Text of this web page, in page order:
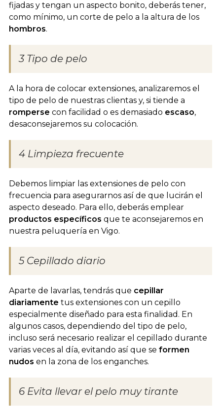
fijadas y tengan un aspecto bonito, deberás tener,
como mínimo, un corte de pelo a la altura de los
hombros.
3 Tipo de pelo
A la hora de colocar extensiones, analizaremos el
tipo de pelo de nuestras clientas y, si tiende a
romperse con facilidad o es demasiado escaso,
desaconsejaremos su colocación.
4 Limpieza frecuente
Debemos limpiar las extensiones de pelo con
frecuencia para asegurarnos así de que lucirán el
aspecto deseado. Para ello, deberás emplear
productos específicos que te aconsejaremos en
nuestra peluquería en Vigo.
5 Cepillado diario
Aparte de lavarlas, tendrás que cepillar
diariamente tus extensiones con un cepillo
especialmente diseñado para esta finalidad. En
algunos casos, dependiendo del tipo de pelo,
incluso será necesario realizar el cepillado durante
varias veces al día, evitando así que se formen
nudos en la zona de los enganches.
6 Evita llevar el pelo muy tirante